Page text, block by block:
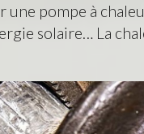
pompe à
solaire… La